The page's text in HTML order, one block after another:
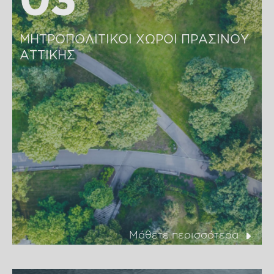
ΜΗΤΡΟΠΟΛΙΤΙΚΟΙ ΧΩΡΟΙ ΠΡΑΣΙΝΟΥ
ΑΤΤΙΚΗΣ
Μάθετε περισσότερα